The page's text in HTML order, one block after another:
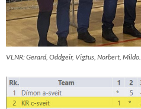
VLNR: Gerard, Oddgeir, Vigfus, Norbert, Mildo.